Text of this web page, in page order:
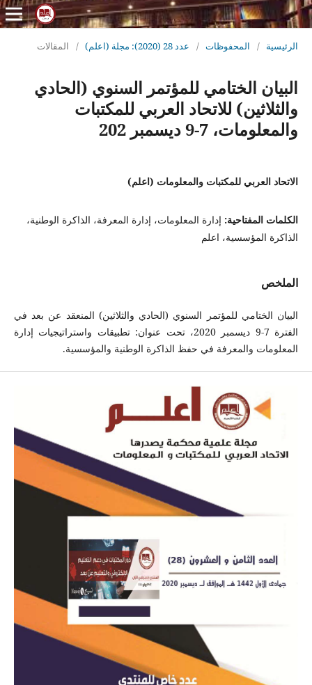
الرئيسية / المحفوظات / عدد 28 (2020): مجلة (اعلم) / المقالات
البيان الختامي للمؤتمر السنوي (الحادي
والثلاثين) للاتحاد العربي للمكتبات
والمعلومات، 7-9 ديسمبر 202
الاتحاد العربي للمكتبات والمعلومات (اعلم)
الكلمات المفتاحية: إدارة المعلومات، إدارة المعرفة، الذاكرة الوطنية،
الذاكرة المؤسسية، اعلم
الملخص
البيان الختامي للمؤتمر السنوي (الحادي والثلاثين) المنعقد عن بعد في
الفترة 7-9 ديسمبر 2020، تحت عنوان: تطبيقات واستراتيجيات إدارة
المعلومات والمعرفة في حفظ الذاكرة الوطنية والمؤسسية.